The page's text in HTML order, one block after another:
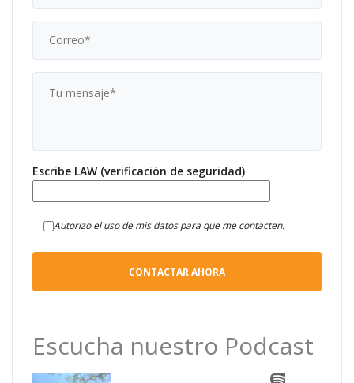
Escribe LAW (verificación de seguridad)
Autorizo el uso de mis datos para que me contacten.
Escucha nuestro Podcast